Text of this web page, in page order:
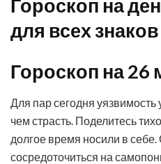
Гороскоп на
для всех
Гороскоп на 26
Для пар сегодня уязвимость
чем страсть. Поделитесь
долгое время носили в
сосредоточиться на